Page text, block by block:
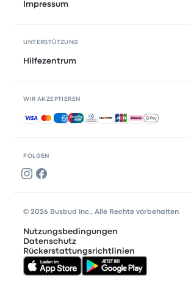
FOLGEN
Impressum
UNTERSTÜTZUNG
Hilfezentrum
WIR AKZEPTIEREN
Akzeptierte Zahlungsmethoden
© 2026 Busbud Inc., Alle Rechte vorbehalten
Nutzungsbedingungen
Datenschutz
Rückerstattungsrichtlinien